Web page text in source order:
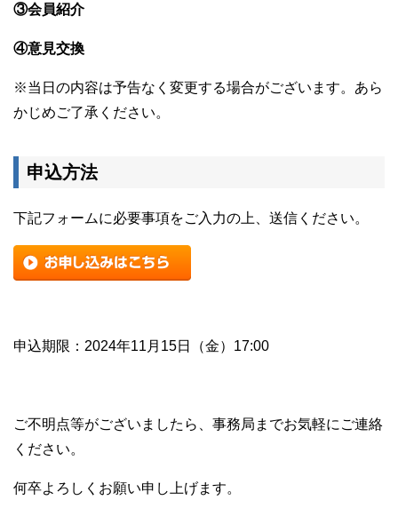
③会員紹介
④意見交換
※当日の内容は予告なく変更する場合がございます。あら
かじめご了承ください。
申込方法
下記フォームに必要事項をご入力の上、送信ください。
申込期限：2024年11月15日（金）17:00
ご不明点等がございましたら、事務局までお気軽にご連絡
ください。
何卒よろしくお願い申し上げます。